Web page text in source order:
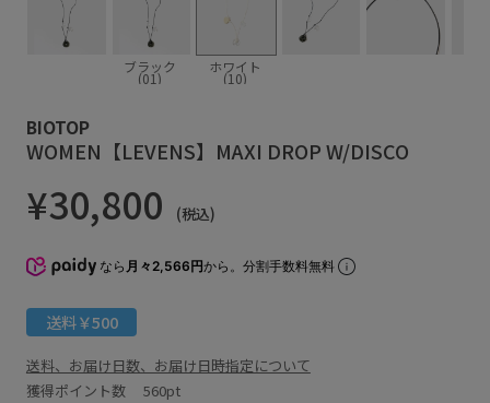
ブラック
(01)
ホワイト
(10)
BIOTOP
WOMEN【LEVENS】MAXI DROP W/DISCO
¥30,800 (税込)
なら 月々2,566円から。分割手数料無料
送料￥500
送料、お届け日数、お届け日時指定について
獲得ポイント数 560pt